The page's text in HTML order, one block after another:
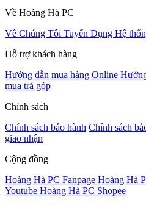
Về Hoàng Hà PC
Về Chúng Tôi Tuyển Dụng Hệ
Hỗ trợ khách hàng
Hướng dẫn mua hàng Online
mua trả góp
Chính sách
Chính sách bảo hành Chính sách
giao nhận
Cộng đồng
Hoàng Hà PC Fanpage Hoàng Hà
Youtube Hoàng Hà PC Shopee